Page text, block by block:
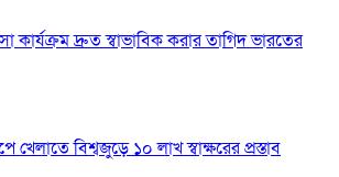
কার্যক্রম দ্রুত স্বাভাবিক করার তাগিদ ভারতের
খেলাতে বিশ্বজুড়ে ১০ লাখ স্বাক্ষরের প্রস্তাব